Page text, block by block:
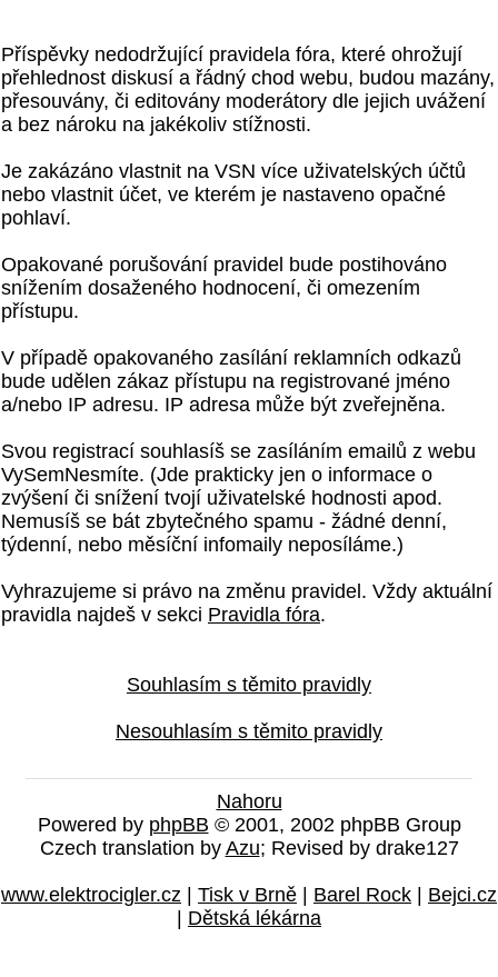
Příspěvky nedodržující pravidela fóra, které ohrožují
přehlednost diskusí a řádný chod webu, budou mazány,
přesouvány, či editovány moderátory dle jejich uvážení
a bez nároku na jakékoliv stížnosti.
Je zakázáno vlastnit na VSN více uživatelských účtů
nebo vlastnit účet, ve kterém je nastaveno opačné
pohlaví.
Opakované porušování pravidel bude postihováno
snížením dosaženého hodnocení, či omezením
přístupu.
V případě opakovaného zasílání reklamních odkazů
bude udělen zákaz přístupu na registrované jméno
a/nebo IP adresu. IP adresa může být zveřejněna.
Svou registrací souhlasíš se zasíláním emailů z webu
VySemNesmíte. (Jde prakticky jen o informace o
zvýšení či snížení tvojí uživatelské hodnosti apod.
Nemusíš se bát zbytečného spamu - žádné denní,
týdenní, nebo měsíční infomaily neposíláme.)
Vyhrazujeme si právo na změnu pravidel. Vždy aktuální
pravidla najdeš v sekci Pravidla fóra.
Souhlasím s těmito pravidly
Nesouhlasím s těmito pravidly
Nahoru
Powered by phpBB © 2001, 2002 phpBB Group
Czech translation by Azu; Revised by drake127
www.elektrocigler.cz | Tisk v Brně | Barel Rock | Bejci.cz
| Dětská lékárna